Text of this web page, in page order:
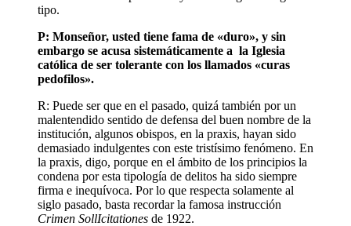
tipo.
P: Monseñor, usted tiene fama de «duro», y sin
embargo se acusa sistemáticamente a la Iglesia
católica de ser tolerante con los llamados «curas
pedofilos».
R: Puede ser que en el pasado, quizá también por un
malentendido sentido de defensa del buen nombre de la
institución, algunos obispos, en la praxis, hayan sido
demasiado indulgentes con este tristísimo fenómeno. En
la praxis, digo, porque en el ámbito de los principios la
condena por esta tipología de delitos ha sido siempre
firma e inequívoca. Por lo que respecta solamente al
siglo pasado, basta recordar la famosa instrucción
Crimen SollIcitationes de 1922.